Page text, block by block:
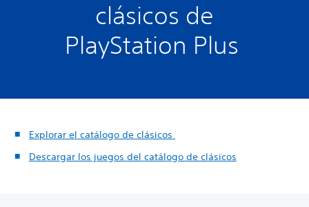
clásicos de
PlayStation Plus
Explorar el catálogo de clásicos
Descargar los juegos del catálogo de clásicos